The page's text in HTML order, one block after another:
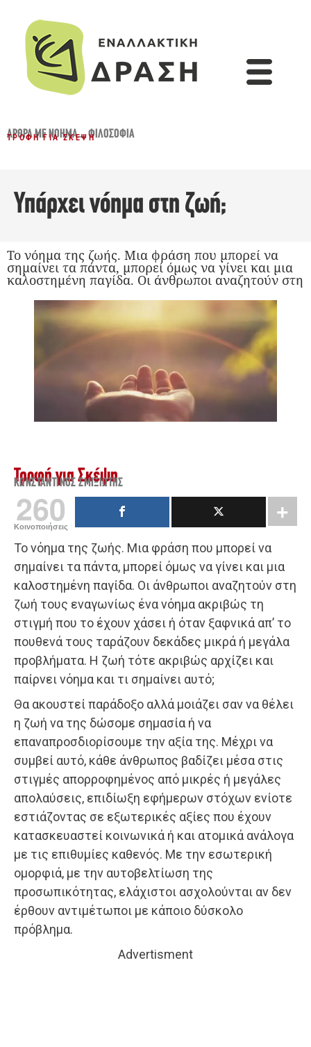
ΆΡΘΡΑ ΜΕ ΝΌΗΜΑ...,ΦΙΛΟΣΟΦΊΑ
ΤΡΟΦΉ ΓΙΑ ΣΚΈΨΗ
Υπάρχει νόημα στη ζωή;
Το νόημα της ζωής. Μια φράση που μπορεί να
σημαίνει τα πάντα, μπορεί όμως να γίνει και μια
καλοστημένη παγίδα. Οι άνθρωποι αναζητούν στη
Τροφή για Σκέψη
ΚΩΝΣΤΑΝΤΊΝΟΣ ΣΜΙΞΙΏΤΗΣ
260
Κοινοποιήσεις
Το νόημα της ζωής. Μια φράση που μπορεί να
σημαίνει τα πάντα, μπορεί όμως να γίνει και μια
καλοστημένη παγίδα. Οι άνθρωποι αναζητούν στη
ζωή τους εναγωνίως ένα νόημα ακριβώς τη
στιγμή που το έχουν χάσει ή όταν ξαφνικά απ’ το
πουθενά τους ταράζουν δεκάδες μικρά ή μεγάλα
προβλήματα. Η ζωή τότε ακριβώς αρχίζει και
παίρνει νόημα και τι σημαίνει αυτό;
Θα ακουστεί παράδοξο αλλά μοιάζει σαν να θέλει
η ζωή να της δώσομε σημασία ή να
επαναπροσδιορίσουμε την αξία της. Μέχρι να
συμβεί αυτό, κάθε άνθρωπος βαδίζει μέσα στις
στιγμές απορροφημένος από μικρές ή μεγάλες
απολαύσεις, επιδίωξη εφήμερων στόχων ενίοτε
εστιάζοντας σε εξωτερικές αξίες που έχουν
κατασκευαστεί κοινωνικά ή και ατομικά ανάλογα
με τις επιθυμίες καθενός. Με την εσωτερική
ομορφιά, με την αυτοβελτίωση της
προσωπικότητας, ελάχιστοι ασχολούνται αν δεν
έρθουν αντιμέτωποι με κάποιο δύσκολο
πρόβλημα.
Advertisment